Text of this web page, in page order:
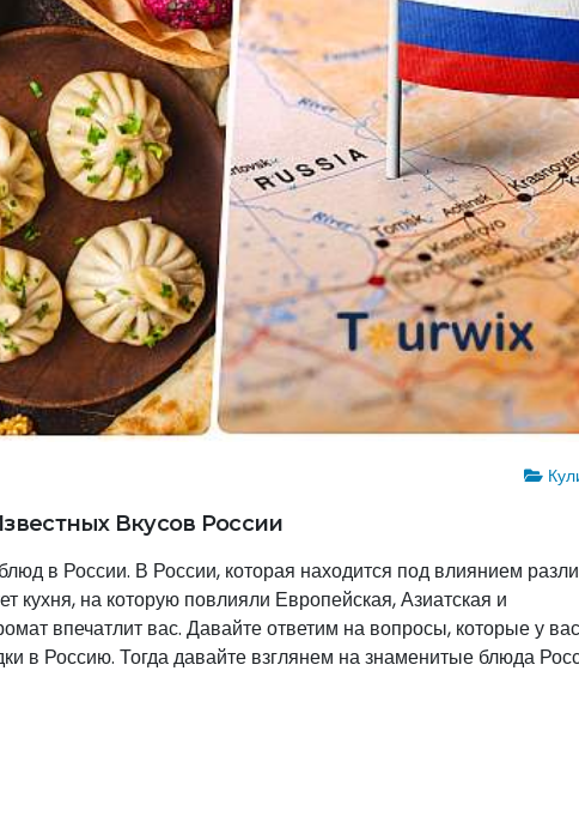
Вкусов России
в России. В России, которая находится под влиянием
кухня, на которую повлияли Европейская, Азиатская и
впечатлит вас. Давайте ответим на вопросы, которые у
в Россию. Тогда давайте взглянем на знаменитые блюда